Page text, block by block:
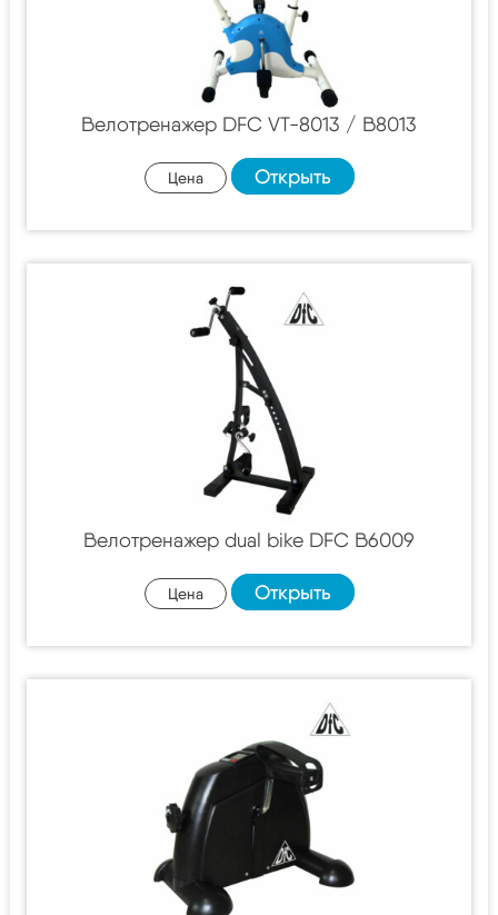
Велотренажер DFC VT-8013 / B8013
Цена Открыть
Велотренажер dual bike DFC B6009
Цена Открыть